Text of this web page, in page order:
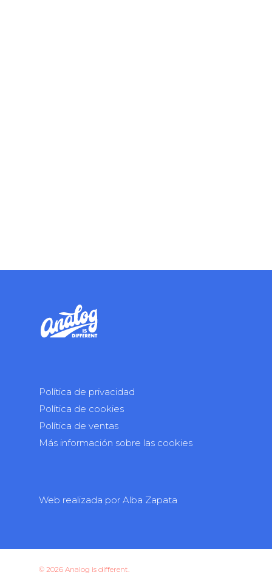
Política de privacidad
Política de cookies
Política de ventas
Más información sobre las cookies
Web realizada por Alba Zapata
© 2026 Analog is different.